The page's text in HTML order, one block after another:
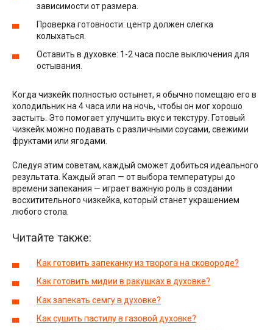
зависимости от размера.
Проверка готовности: центр должен слегка
колыхаться.
Оставить в духовке: 1-2 часа после выключения для
остывания.
Когда чизкейк полностью остынет, я обычно помещаю его в
холодильник на 4 часа или на ночь, чтобы он мог хорошо
застыть. Это помогает улучшить вкус и текстуру. Готовый
чизкейк можно подавать с различными соусами, свежими
фруктами или ягодами.
Следуя этим советам, каждый сможет добиться идеального
результата. Каждый этап — от выбора температуры до
времени запекания — играет важную роль в создании
восхитительного чизкейка, который станет украшением
любого стола.
Читайте также:
Как готовить запеканку из творога на сковороде?
Как готовить мидии в ракушках в духовке?
Как запекать семгу в духовке?
Как сушить пастилу в газовой духовке?